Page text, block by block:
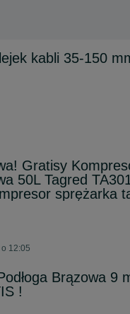
kabli 35-150
Gratisy
50L Tagred
sprężarka
12:05
Brązowa 9
!